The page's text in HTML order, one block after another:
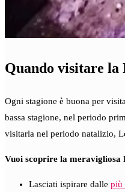
Quando visitare la
Ogni stagione è buona per
bassa stagione, nel periodo
visitarla nel periodo natalizio,
Vuoi scoprire la meravigliosa
Lasciati ispirare dalle più